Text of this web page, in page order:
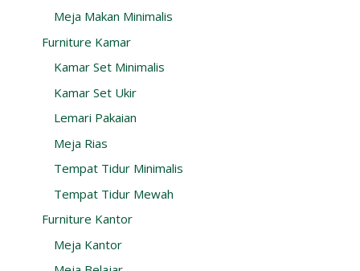
Meja Makan Minimalis
Furniture Kamar
Kamar Set Minimalis
Kamar Set Ukir
Lemari Pakaian
Meja Rias
Tempat Tidur Minimalis
Tempat Tidur Mewah
Furniture Kantor
Meja Kantor